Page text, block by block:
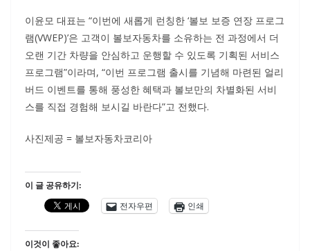
이윤모 대표는 “이번에 새롭게 런칭한 ‘볼보 보증 연장 프로그
램(VWEP)’은 고객이 볼보자동차를 소유하는 전 과정에서 더
오랜 기간 차량을 안심하고 운행할 수 있도록 기획된 서비스
프로그램”이라며, “이번 프로그램 출시를 기념해 마련된 얼리
버드 이벤트를 통해 풍성한 혜택과 볼보만의 차별화된 서비
스를 직접 경험해 보시길 바란다”고 전했다.
사진제공 = 볼보자동차코리아
이 글 공유하기:
전자우편
인쇄
이것이 좋아요: